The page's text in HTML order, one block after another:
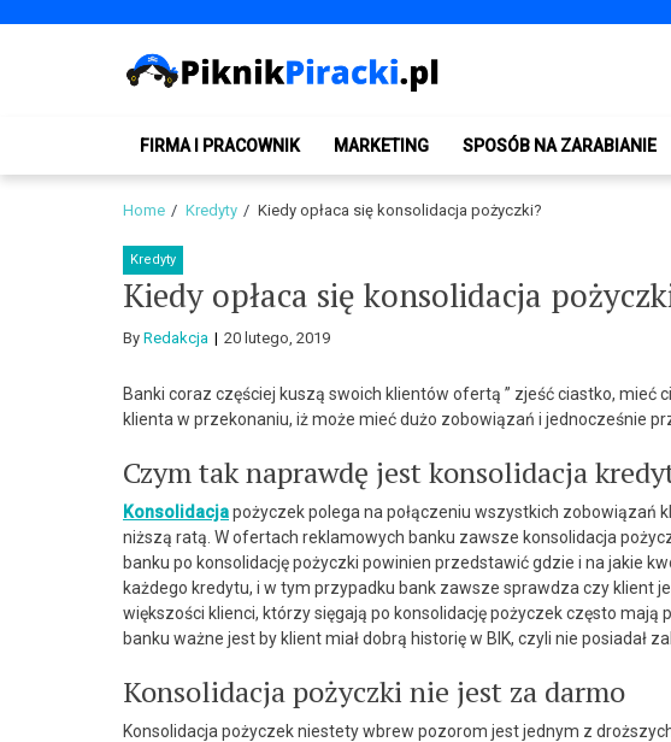
PiknikPiracki.pl
FIRMA I PRACOWNIK MARKETING SPOSÓB NA ZARABIANIE
Home Kredyty Kiedy opłaca się konsolidacja pożyczki?
Kredyty
Kiedy opłaca się konsolidacja
By Redakcja 20 lutego, 2019
Banki coraz częściej kuszą swoich klientów ofertą ” zjeść ciastko, mieć
klienta w przekonaniu, iż może mieć dużo zobowiązań i jednocześnie
Czym tak naprawdę jest konsolidacja
Konsolidacjapożyczek polega na połączeniu wszystkich zobowiązań
niższą ratą. W ofertach reklamowych banku zawsze konsolidacja
banku po konsolidację pożyczki powinien przedstawić gdzie i na jakie
każdego kredytu, i w tym przypadku bank zawsze sprawdza czy klient
większości klienci, którzy sięgają po konsolidację pożyczek często mają
banku ważne jest by klient miał dobrą historię w BIK, czyli nie posiadał
Konsolidacja pożyczki nie jest za darmo
Konsolidacja pożyczek niestety wbrew pozorom jest jednym z